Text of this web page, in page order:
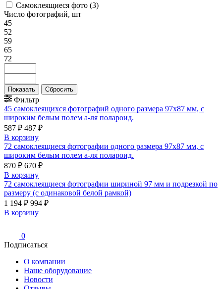
Самоклеящиеся фото (3)
Число фотографий, шт
45
52
59
65
72
Фильтр
45 самоклеящихся фотографий одного размера 97х87 мм, с
широким белым полем а-ля полароид.
587 ₽ 487 ₽
В корзину
72 самоклеящиеся фотографии одного размера 97х87 мм, с
широким белым полем а-ля полароид.
870 ₽ 670 ₽
В корзину
72 самоклеящиеся фотографии шириной 97 мм и подрезкой по
размеру (с одинаковой белой рамкой)
1 194 ₽ 994 ₽
В корзину
0
Подписаться
О компании
Наше оборудование
Новости